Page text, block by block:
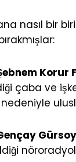
nasıl bir
Korur
çaba ve